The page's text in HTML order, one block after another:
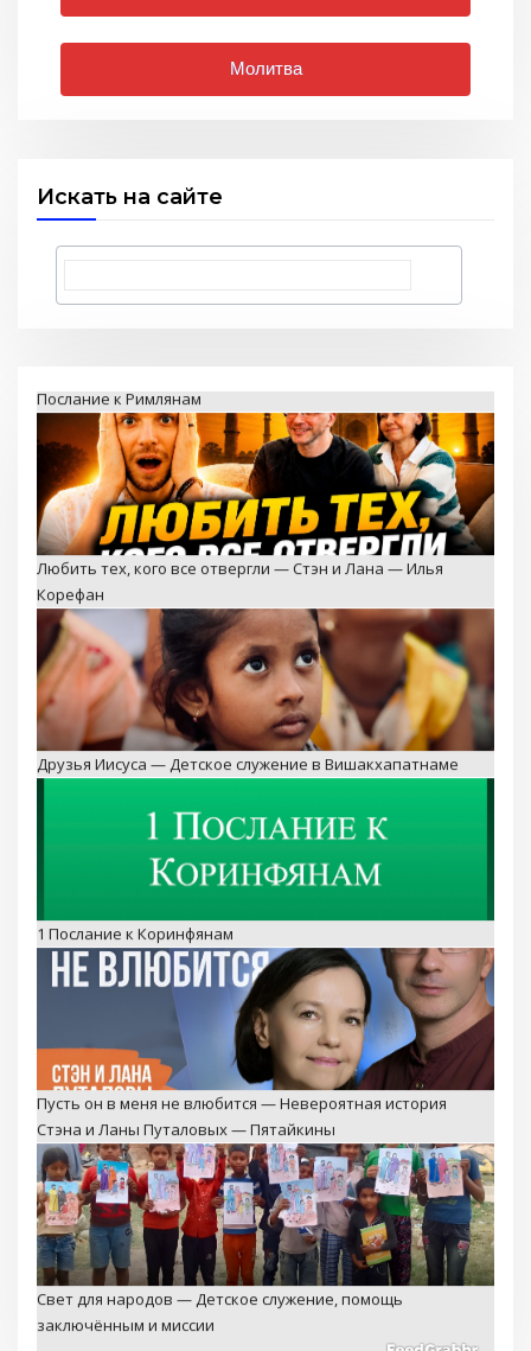
Молитва
Искать на сайте
Любить тех, кого все отвергли — Стэн и Лана — Илья
Корефан
Друзья Иисуса — Детское служение в Вишакхапатнаме
Пусть он в меня не влюбится — Невероятная история
Стэна и Ланы Путаловых — Пятайкины
Свет для народов — Детское служение, помощь
заключённым и миссии